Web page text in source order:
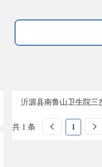
沂源县南鲁山卫生院三
共 1 条 1